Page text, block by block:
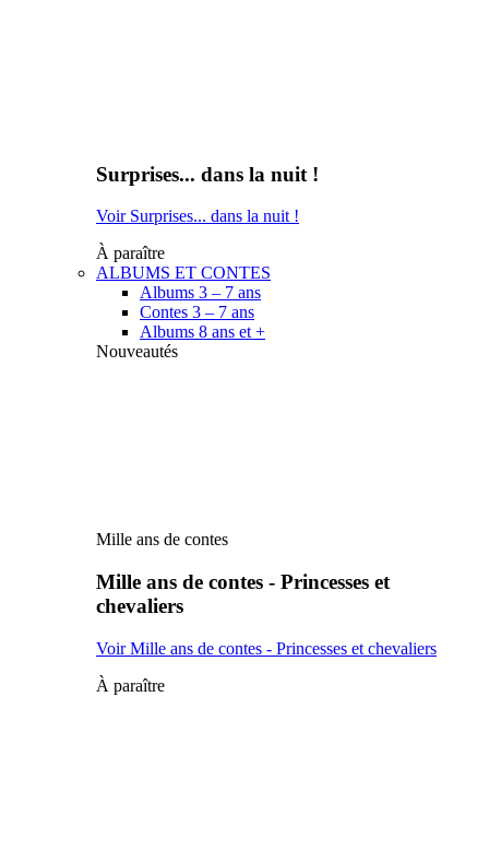
Surprises... dans la nuit !
Voir Surprises... dans la nuit !
À paraître
ALBUMS ET CONTES
Albums 3 – 7 ans
Contes 3 – 7 ans
Albums 8 ans et +
Nouveautés
Mille ans de contes
Mille ans de contes - Princesses et
chevaliers
Voir Mille ans de contes - Princesses et chevaliers
À paraître